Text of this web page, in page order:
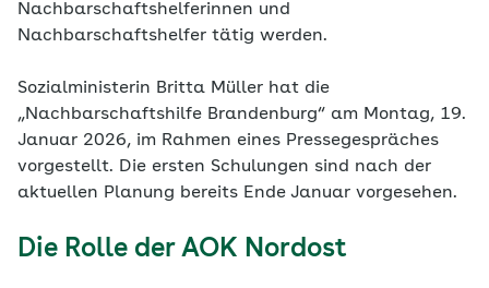
Nachbarschaftshelferinnen und
Nachbarschaftshelfer tätig werden.
Sozialministerin Britta Müller hat die
„Nachbarschaftshilfe Brandenburg“ am Montag, 19.
Januar 2026, im Rahmen eines Pressegespräches
vorgestellt. Die ersten Schulungen sind nach der
aktuellen Planung bereits Ende Januar vorgesehen.
Die Rolle der AOK Nordost